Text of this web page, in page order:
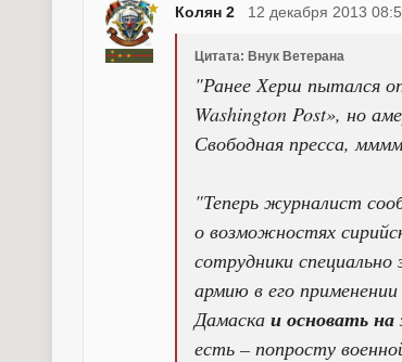
Колян 2 12 декабря 2013
Цитата: Внук Ветерана
"Ранее Херш пытался
Washington Post», но
Свободная пресса,
"Теперь журналист
о возможностях
сотрудники
армию в его
Дамаска и основать
есть – попросту